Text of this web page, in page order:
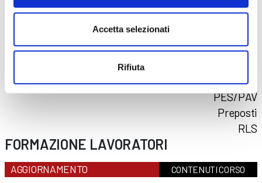
Accetta selezionati
Rifiuta
Addetti al primo soccorso
Addetti al servizio antincendio
Carrello elevatore
Formazione lavoratori
PES/PAV
Preposti
RLS
FORMAZIONE LAVORATORI
AGGIORNAMENTO
CONTENUTI CORSO